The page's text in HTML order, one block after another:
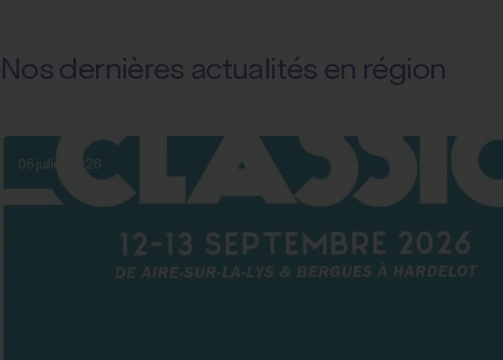
Nos dernières actualités en région
06 juillet 2026